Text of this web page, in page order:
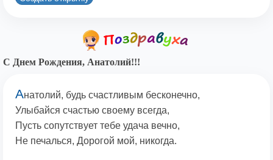
С Днем Рождения, Анатолий!!!
Анатолий, будь счастливым бесконечно,
Улыбайся счастью своему всегда,
Пусть сопутствует тебе удача вечно,
Не печалься, Дорогой мой, никогда.